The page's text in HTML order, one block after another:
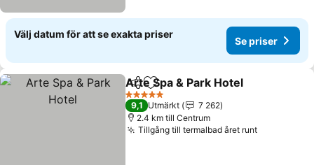
Välj datum för att se exakta priser
Se priser
Dela Lägg till i Mina Favoriter
Arte Spa & Park Hotel
5 Stjärnor
9,1 Utmärkt
7 262
2.4 km till Centrum
Tillgång till termalbad året runtSe priser